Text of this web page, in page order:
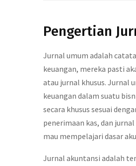
Pengertian
Jurnal umum adalah
keuangan, mereka pasti
atau jurnal khusus. Jurnal
keuangan dalam suatu
secara khusus sesuai
penerimaan kas, dan
mau mempelajari dasar
Jurnal akuntansi adalah